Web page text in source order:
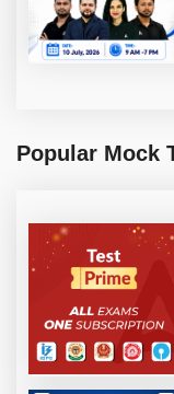
Popular Mock